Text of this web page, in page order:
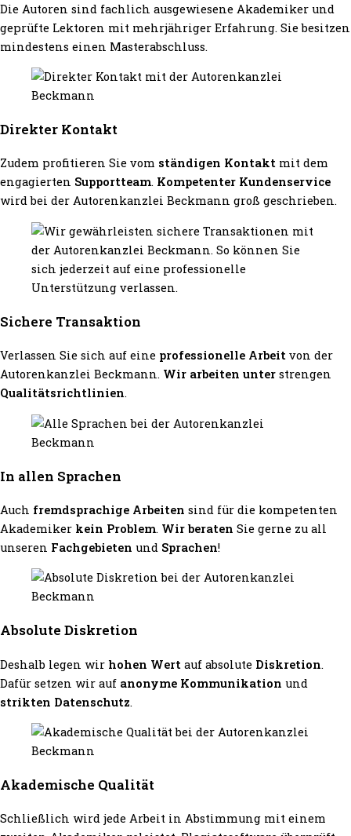
Die Autoren sind fachlich ausgewiesene Akademiker und
geprüfte Lektoren mit mehrjähriger Erfahrung. Sie besitzen
mindestens einen Masterabschluss.
Direkter Kontakt
Zudem profitieren Sie vom ständigen Kontakt mit dem
engagierten Supportteam. Kompetenter Kundenservice
wird bei der Autorenkanzlei Beckmann groß geschrieben.
Sichere Transaktion
Verlassen Sie sich auf eine professionelle Arbeit von der
Autorenkanzlei Beckmann. Wir arbeiten unter strengen
Qualitätsrichtlinien.
In allen Sprachen
Auch fremdsprachige Arbeiten sind für die kompetenten
Akademiker kein Problem. Wir beraten Sie gerne zu all
unseren Fachgebieten und Sprachen!
Absolute Diskretion
Deshalb legen wir hohen Wert auf absolute Diskretion.
Dafür setzen wir auf anonyme Kommunikation und
strikten Datenschutz.
Akademische Qualität
Schließlich wird jede Arbeit in Abstimmung mit einem